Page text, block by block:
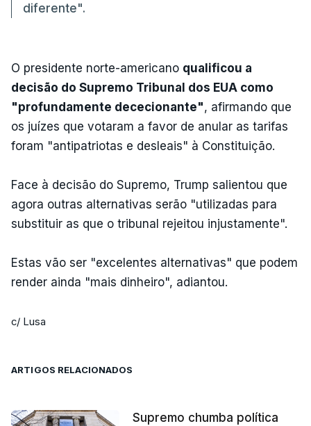
diferente".
O presidente norte-americano qualificou a
decisão do Supremo Tribunal dos EUA como
"profundamente dececionante", afirmando que
os juízes que votaram a favor de anular as tarifas
foram "antipatriotas e desleais" à Constituição.
Face à decisão do Supremo, Trump salientou que
agora outras alternativas serão "utilizadas para
substituir as que o tribunal rejeitou injustamente".
Estas vão ser "excelentes alternativas" que podem
render ainda "mais dinheiro", adiantou.
c/ Lusa
ARTIGOS RELACIONADOS
Supremo chumba política